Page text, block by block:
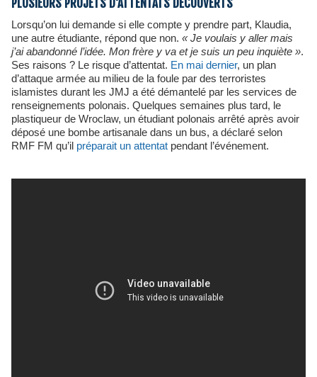
PLUSIEURS PROJETS D'ATTENTATS DÉCOUVERTS
Lorsqu’on lui demande si elle compte y prendre part, Klaudia,
une autre étudiante, répond que non. « Je voulais y aller mais
j’ai abandonné l’idée. Mon frère y va et je suis un peu inquiète ».
Ses raisons ? Le risque d’attentat. En mai dernier, un plan
d’attaque armée au milieu de la foule par des terroristes
islamistes durant les JMJ a été démantelé par les services de
renseignements polonais. Quelques semaines plus tard, le
plastiqueur de Wroclaw, un étudiant polonais arrêté après avoir
déposé une bombe artisanale dans un bus, a déclaré selon
RMF FM qu’il préparait un attentat pendant l’événement.